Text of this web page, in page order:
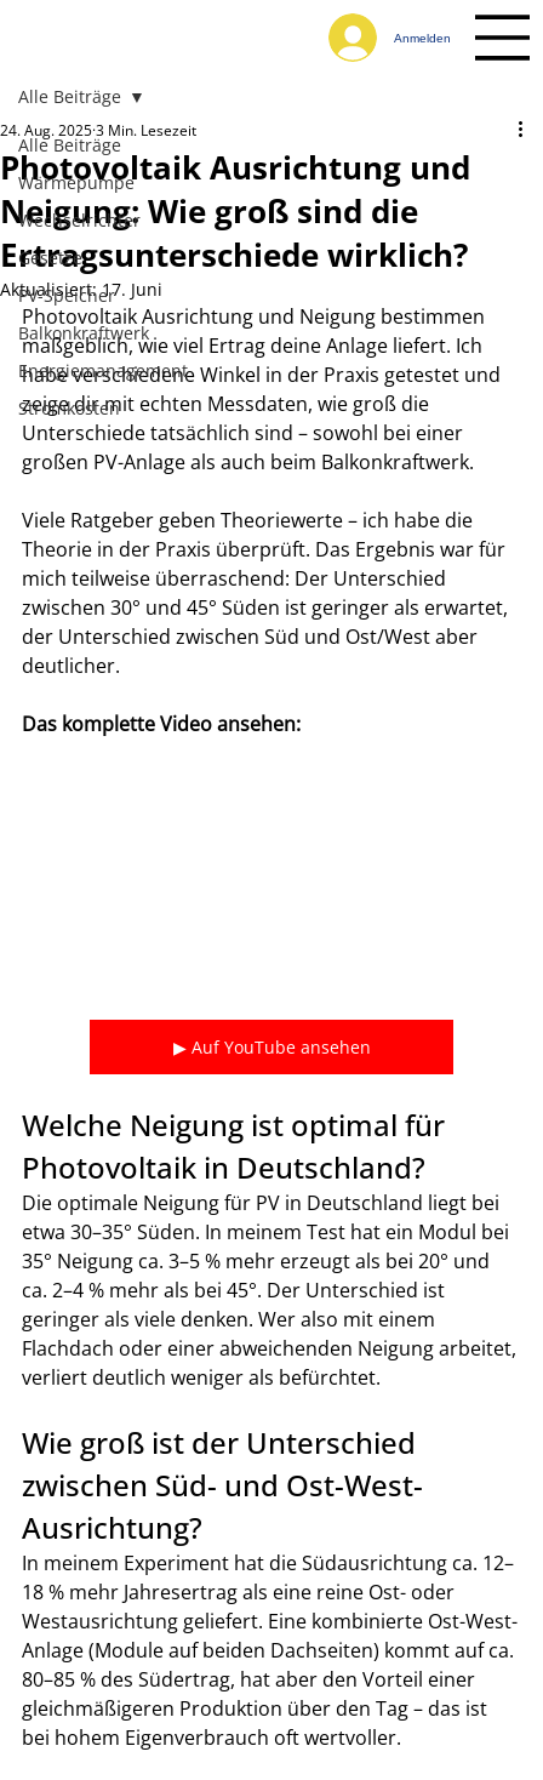
Anmelden
Alle Beiträge
Wärmepumpe
Wechselrichter
Gesetze
PV-Speicher
Balkonkraftwerk
Energiemanagement
Stromkosten
Alle Beiträge
Photovoltaik Ausrichtung und
Neigung: Wie groß sind die
Ertragsunterschiede wirklich?
24. Aug. 20253 Min. Lesezeit
Aktualisiert:17. Juni
Photovoltaik Ausrichtung und Neigung bestimmen
maßgeblich, wie viel Ertrag deine Anlage liefert. Ich
habe verschiedene Winkel in der Praxis getestet und
zeige dir mit echten Messdaten, wie groß die
Unterschiede tatsächlich sind – sowohl bei einer
großen PV-Anlage als auch beim Balkonkraftwerk.
Viele Ratgeber geben Theoriewerte – ich habe die
Theorie in der Praxis überprüft. Das Ergebnis war für
mich teilweise überraschend: Der Unterschied
zwischen 30° und 45° Süden ist geringer als erwartet,
der Unterschied zwischen Süd und Ost/West aber
deutlicher.
Das komplette Video ansehen:
▶ Auf YouTube ansehen
Welche Neigung ist optimal für
Photovoltaik in Deutschland?
Die optimale Neigung für PV in Deutschland liegt bei
etwa 30–35° Süden. In meinem Test hat ein Modul bei
35° Neigung ca. 3–5 % mehr erzeugt als bei 20° und
ca. 2–4 % mehr als bei 45°. Der Unterschied ist
geringer als viele denken. Wer also mit einem
Flachdach oder einer abweichenden Neigung arbeitet,
verliert deutlich weniger als befürchtet.
Wie groß ist der Unterschied
zwischen Süd- und Ost-West-
Ausrichtung?
In meinem Experiment hat die Südausrichtung ca. 12–
18 % mehr Jahresertrag als eine reine Ost- oder
Westausrichtung geliefert. Eine kombinierte Ost-West-
Anlage (Module auf beiden Dachseiten) kommt auf ca.
80–85 % des Südertrag, hat aber den Vorteil einer
gleichmäßigeren Produktion über den Tag – das ist
bei hohem Eigenverbrauch oft wertvoller.